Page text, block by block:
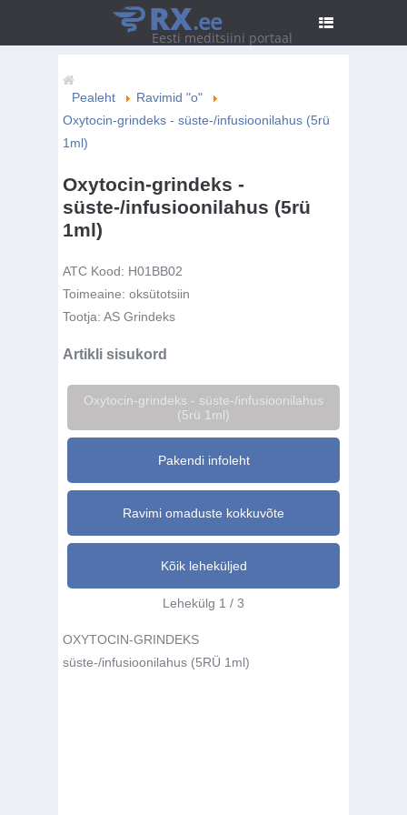
RX.ee
Eesti meditsiini portaal
Pealeht
Ravimid "o"
Oxytocin-grindeks - süste-/infusioonilahus (5rü
1ml)
Oxytocin-grindeks -
süste-/infusioonilahus (5rü
1ml)
ATC Kood: H01BB02
Toimeaine: oksütotsiin
Tootja: AS Grindeks
Artikli sisukord
Oxytocin-grindeks - süste-/infusioonilahus
(5rü 1ml)
Pakendi infoleht
Ravimi omaduste kokkuvõte
Kõik leheküljed
Lehekülg 1 / 3
OXYTOCIN-GRINDEKS
süste-/infusioonilahus (5RÜ 1ml)